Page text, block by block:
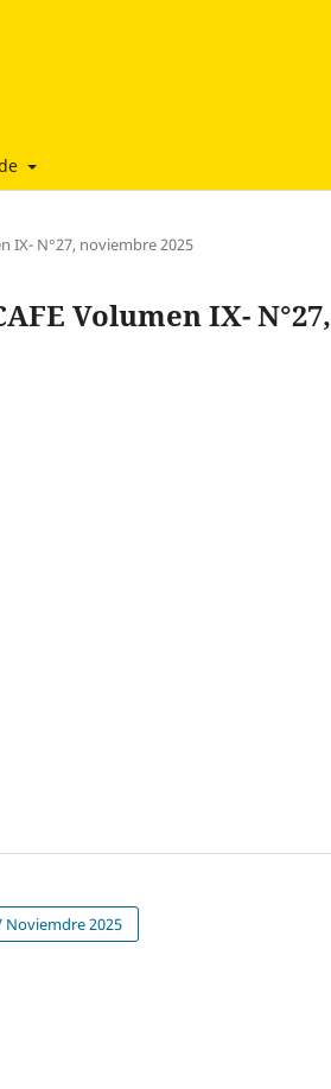
IX- N°27, noviembre 2025
Volumen IX- N°27,
Noviemdre 2025